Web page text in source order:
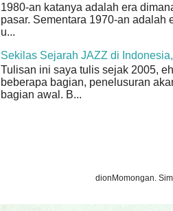
1980-an katanya adalah era
pasar. Sementara 1970-an adalah
u...
Sekilas Sejarah JAZZ di
Tulisan ini saya tulis sejak 2005,
beberapa bagian, penelusuran
bagian awal. B...
dionMomongan.